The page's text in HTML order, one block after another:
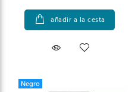
añadir a la cesta
Negro